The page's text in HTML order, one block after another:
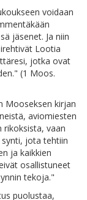
voidaan
jäsenet. Ja niin
Lootia
jotka ovat
(1 Moos.
Mooseksen kirjan
aviomiesten
rikoksista, vaan
synti, jota tehtiin
ja kaikkien
osallistuneet
tekoja."
puolustaa,